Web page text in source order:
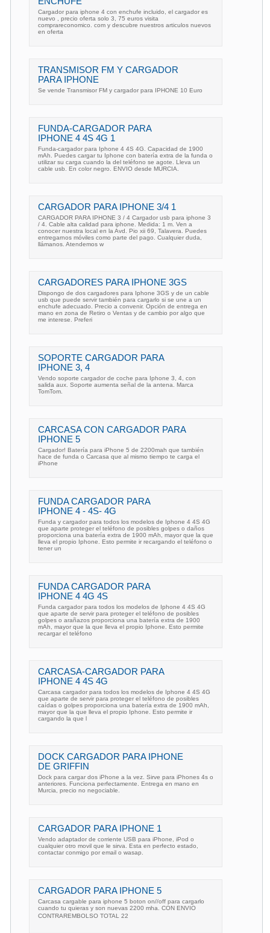
Cargador para iphone 4 con enchufe incluido, el cargador es
nuevo , precio oferta solo 3, 75 euros visita
comprareconomico. com y descubre nuestros articulos nuevos
en oferta
TRANSMISOR FM Y CARGADOR
PARA IPHONE
Se vende Transmisor FM y cargador para IPHONE 10 Euro
FUNDA-CARGADOR PARA
IPHONE 4 4S 4G 1
Funda-cargador para Iphone 4 4S 4G. Capacidad de 1900
mAh. Puedes cargar tu Iphone con batería extra de la funda o
utilizar su carga cuando la del teléfono se agote. Lleva un
cable usb. En color negro. ENVIO desde MURCIA.
CARGADOR PARA IPHONE 3/4 1
CARGADOR PARA IPHONE 3 / 4 Cargador usb para iphone 3
/ 4. Cable alta calidad para iphone. Medida: 1 m. Ven a
conocer nuestra local en la Avd. Pio xii 69, Talavera. Puedes
entregarnos móviles como parte del pago. Cualquier duda,
llámanos. Atendemos w
CARGADORES PARA IPHONE 3GS
Dispongo de dos cargadores para Iphone 3GS y de un cable
usb que puede servir también para cargarlo si se une a un
enchufe adecuado. Precio a convenir. Opción de entrega en
mano en zona de Retiro o Ventas y de cambio por algo que
me interese. Preferi
SOPORTE CARGADOR PARA
IPHONE 3, 4
Vendo soporte cargador de coche para Iphone 3, 4, con
salida aux. Soporte aumenta señal de la antena. Marca
TomTom.
CARCASA CON CARGADOR PARA
IPHONE 5
Cargador! Batería para iPhone 5 de 2200mah que también
hace de funda o Carcasa que al mismo tiempo te carga el
iPhone
FUNDA CARGADOR PARA
IPHONE 4 - 4S- 4G
Funda y cargador para todos los modelos de Iphone 4 4S 4G
que aparte proteger el teléfono de posibles golpes o daños
proporciona una batería extra de 1900 mAh, mayor que la que
lleva el propio Iphone. Esto permite ir recargando el teléfono o
tener un
FUNDA CARGADOR PARA
IPHONE 4 4G 4S
Funda cargador para todos los modelos de Iphone 4 4S 4G
que aparte de servir para proteger el teléfono de posibles
golpes o arañazos proporciona una batería extra de 1900
mAh, mayor que la que lleva el propio Iphone. Esto permite
recargar el teléfono
CARCASA-CARGADOR PARA
IPHONE 4 4S 4G
Carcasa cargador para todos los modelos de Iphone 4 4S 4G
que aparte de servir para proteger el teléfono de posibles
caídas o golpes proporciona una batería extra de 1900 mAh,
mayor que la que lleva el propio Iphone. Esto permite ir
cargando la que l
DOCK CARGADOR PARA IPHONE
DE GRIFFIN
Dock para cargar dos iPhone a la vez. Sirve para iPhones 4s o
anteriores. Funciona perfectamente. Entrega en mano en
Murcia, precio no negociable.
CARGADOR PARA IPHONE 1
Vendo adaptador de corriente USB para iPhone, iPod o
cualquier otro movil que le sirva. Esta en perfecto estado,
contactar conmigo por email o wasap.
CARGADOR PARA IPHONE 5
Carcasa cargable para iphone 5 boton on//off para cargarlo
cuando tu quieras y son nuevas 2200 mha. CON ENVIO
CONTRAREMBOLSO TOTAL 22